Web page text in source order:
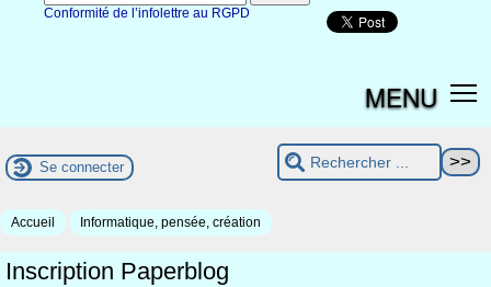
Conformité de l’infolettre au RGPD
MENU
Se connecter
Accueil Informatique, pensée, création
Inscription Paperblog